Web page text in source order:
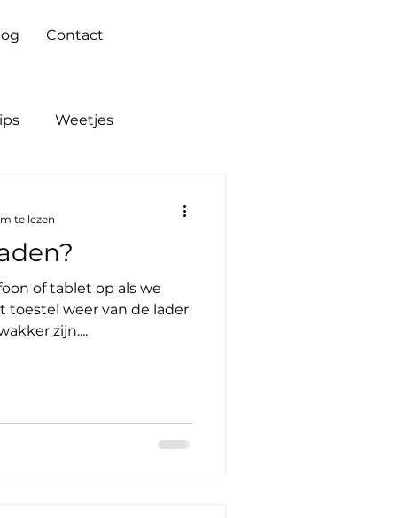
Contact
Weetjes
of tablet op als we
toestel weer van de lader
zijn....
te lezen